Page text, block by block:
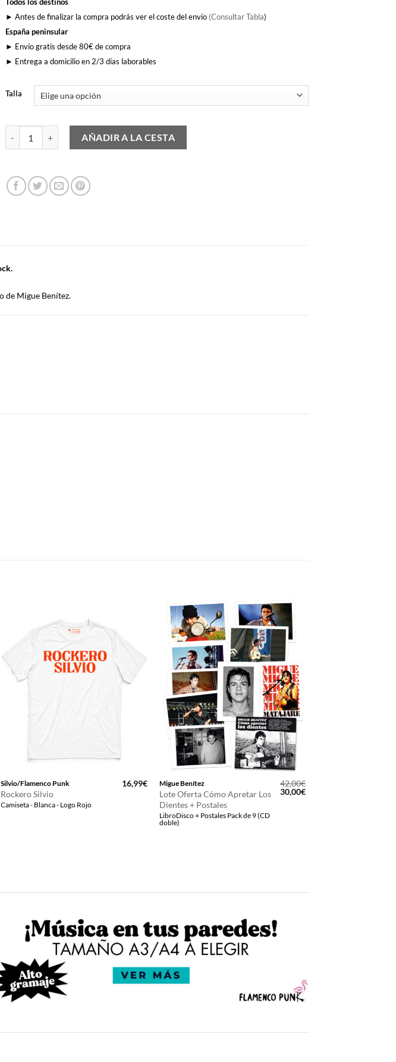
► Antes de finalizar la compra podrás ver el coste del envío (Consultar Tabla)
España peninsular
► Envío gratis desde 80€ de compra
► Entrega a domicilio en 2/3 días laborables
Talla
AÑADIR A LA CESTA
de Migue Benítez.
Silvio/Flamenco Punk
Rockero Silvio
Camiseta - Blanca - Logo Rojo
16,99€ Migue Benítez
Lote Oferta Cómo Apretar Los
Dientes + Postales
LibroDisco + Postales Pack de 9 (CD
doble)
42,00€
El
precio
30,00€El